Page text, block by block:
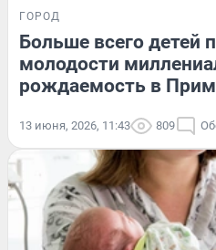
ГОРОД
Больше всего детей
молодости
рождаемость в
13 июня, 2026, 11:43 809